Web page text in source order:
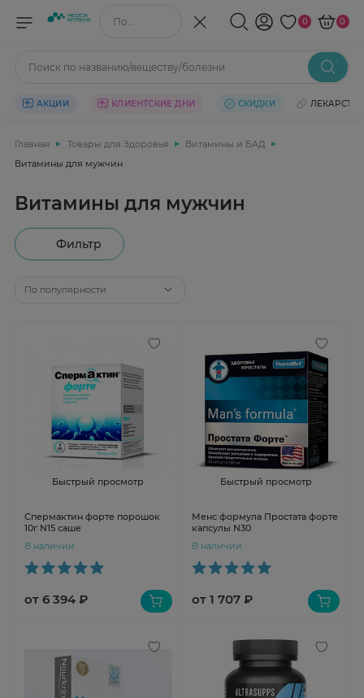
Поиск по названию/веществу 0 0
Поиск по названию/веществу/болезни
АКЦИИ КЛИЕНТСКИЕ ДНИ СКИДКИ ЛЕКАРСТВА
Главная Товары для Здоровья
Витамины и БАД
Витамины для мужчин
Витамины для мужчин
Фильтр
По популярности
Быстрый просмотр
Спермактин форте порошок
10г N15 саше
В наличии
от 6 394 ₽
Быстрый просмотр
Менс формула Простата форте
капсулы N30
В наличии
от 1 707 ₽